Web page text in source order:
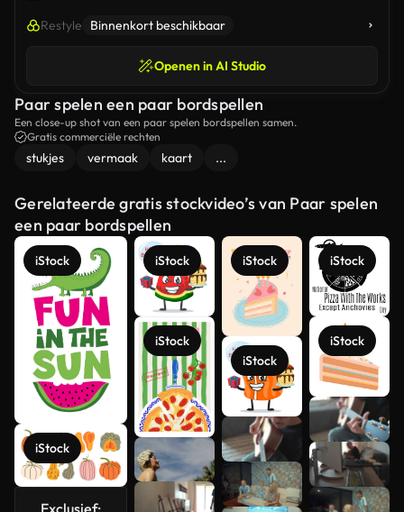
Restyle Binnenkort beschikbaar
Openen in AI Studio
Paar spelen een paar bordspellen
Een close-up shot van een paar spelen bordspellen samen.
Gratis commerciële rechten
stukjes vermaak kaart ...
Gerelateerde gratis stockvideo’s van Paar spelen
een paar bordspellen
iStock
iStock
Exclusief:
iStock
iStock
iStock
iStock
iStock
iStock
Meer
bekijken